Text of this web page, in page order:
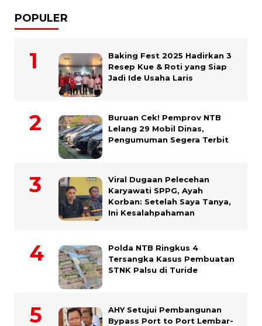
POPULER
Baking Fest 2025 Hadirkan 3
Resep Kue & Roti yang Siap
Jadi Ide Usaha Laris
Buruan Cek! Pemprov NTB
Lelang 29 Mobil Dinas,
Pengumuman Segera Terbit
Viral Dugaan Pelecehan
Karyawati SPPG, Ayah
Korban: Setelah Saya Tanya,
Ini Kesalahpahaman
Polda NTB Ringkus 4
Tersangka Kasus Pembuatan
STNK Palsu di Turide
AHY Setujui Pembangunan
Bypass Port to Port Lembar-